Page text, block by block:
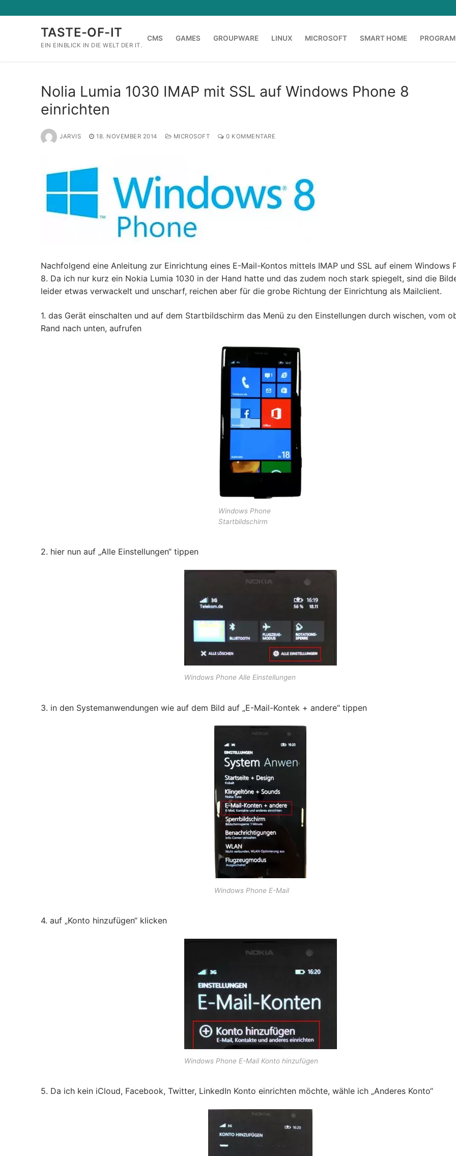
Inhalt
TASTE-OF-IT
EIN EINBLICK IN DIE WELT DER IT.
CMS GAMES GROUPWARE LINUX MICROSOFT SMART HOME
Nolia Lumia 1030 IMAP mit SSL auf Windows Phone 8
einrichten
JARVIS 18. NOVEMBER 2014 MICROSOFT 0 KOMMENTARE
Nachfolgend eine Anleitung zur Einrichtung eines E-Mail-Kontos mittels IMAP und SSL auf einem Windows
8. Da ich nur kurz ein Nokia Lumia 1030 in der Hand hatte und das zudem noch stark spiegelt, sind die
leider etwas verwackelt und unscharf, reichen aber für die grobe Richtung der Einrichtung als Mailclient.
1. das Gerät einschalten und auf dem Startbildschirm das Menü zu den Einstellungen durch wischen, vom
Rand nach unten, aufrufen
Windows Phone
Startbildschirm
2. hier nun auf „Alle Einstellungen“ tippen
Windows Phone Alle Einstellungen
3. in den Systemanwendungen wie auf dem Bild auf „E-Mail-Kontek + andere“ tippen
Windows Phone E-Mail
4. auf „Konto hinzufügen“ klicken
Windows Phone E-Mail Konto hinzufügen
5. Da ich kein iCloud, Facebook, Twitter, LinkedIn Konto einrichten möchte, wähle ich „Anderes Konto“